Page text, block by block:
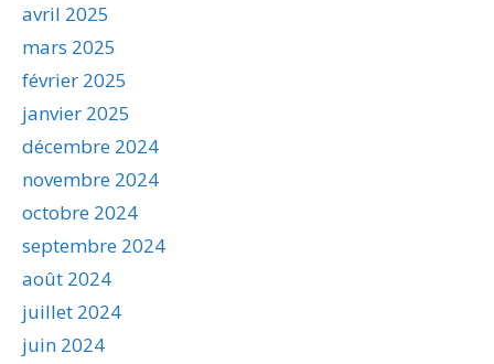
avril 2025
mars 2025
février 2025
janvier 2025
décembre 2024
novembre 2024
octobre 2024
septembre 2024
août 2024
juillet 2024
juin 2024